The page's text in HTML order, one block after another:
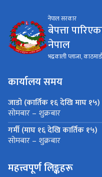
नेपाल सरकार
बेपत्ता
नेपाल
भद्रकाली प्लाजा,
कार्यालय समय
जाडो (कार्तिक १६ देखि माघ १५)
सोमबार – शुक्रबार
गर्मी (माघ १६ देखि कार्तिक १५)
सोमबार – शुक्रबार
महत्त्वपूर्ण लिङ्कहरू